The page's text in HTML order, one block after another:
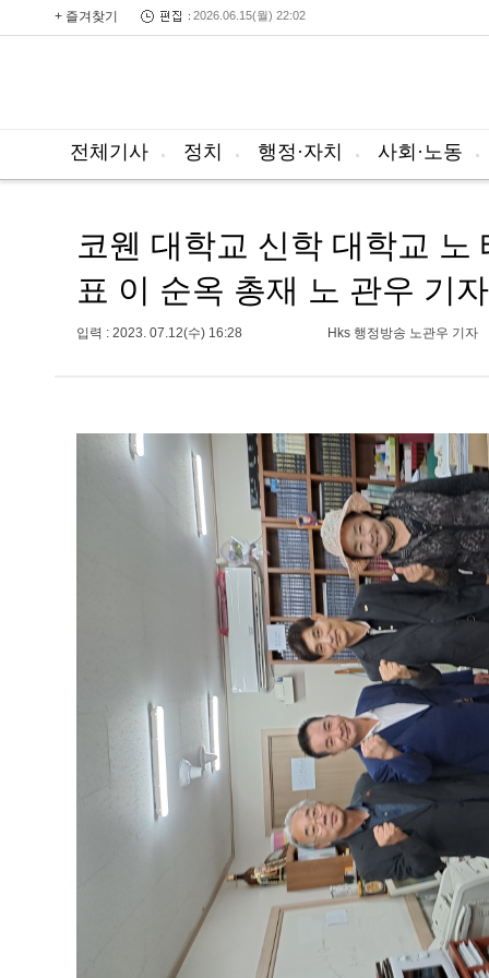
+ 즐겨찾기 2026.06.15(월) 22:02
전체기사 정치 행정·자치 사회·노동
코웬 대학교 신학 대학교
표 이 순옥 총재 노 관우 기
입력 : 2023. 07.12(수) 16:28 Hks 행정방송 노관우 기자